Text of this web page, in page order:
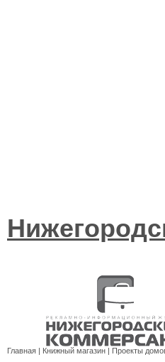
Главная | Книжный магазин | Проекты